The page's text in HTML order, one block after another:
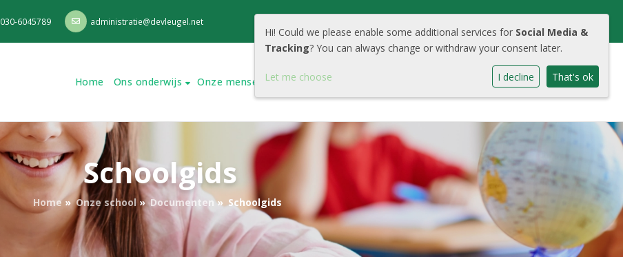
030-6045789 administratie@devleugel.net
Home Ons onderwijs Onze mensen Onze school Cool Portaal
Schoolgids
Home» Onze school» Documenten» Schoolgids
Hi! Could we please enable some additional services for Social Media &
Tracking? You can always change or withdraw your consent later.
Let me choose I decline That's ok